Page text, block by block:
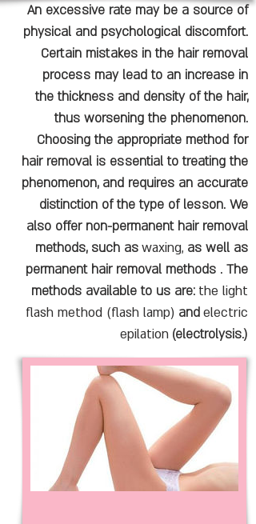
An excessive rate may be a source of
physical and psychological discomfort.
Certain mistakes in the hair removal
process may lead to an increase in
the thickness and density of the hair,
thus worsening the phenomenon.
Choosing the appropriate method for
hair removal is essential to treating the
phenomenon, and requires an accurate
distinction of the type of lesson. We
also offer non-permanent hair removal
methods, such aswaxing, as well as
permanent hair removal methods . The
methods available to us are: the light
flash method (flash lamp) andelectric
epilation (electrolysis.)